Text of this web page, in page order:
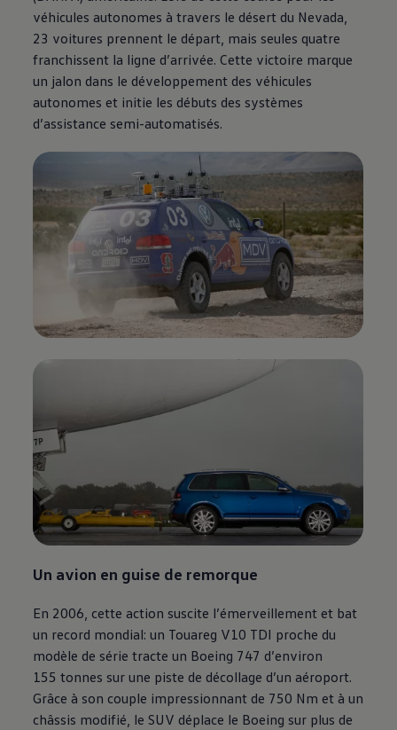
véhicules autonomes à travers le désert du Nevada,
23 voitures prennent le départ, mais seules quatre
franchissent la ligne d’arrivée. Cette victoire marque
un jalon dans le développement des véhicules
autonomes et initie les débuts des systèmes
d’assistance semi-automatisés.
Un avion en guise de remorque
En 2006, cette action suscite l’émerveillement et bat
un record mondial: un Touareg V10 TDI proche du
modèle de série tracte un Boeing 747 d’environ
155 tonnes sur une piste de décollage d’un aéroport.
Grâce à son couple impressionnant de 750 Nm et à un
châssis modifié, le SUV déplace le Boeing sur plus de